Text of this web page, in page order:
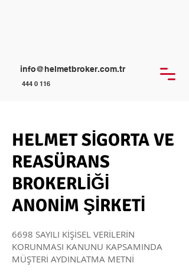
info@helmetbroker.com.tr
444 0 116
HELMET SİGORTA VE
REASÜRANS
BROKERLİĞİ
ANONİM ŞİRKETİ
6698 SAYILI KİŞİSEL VERİLERİN
KORUNMASI KANUNU KAPSAMINDA
MÜŞTERİ AYDINLATMA METNİ